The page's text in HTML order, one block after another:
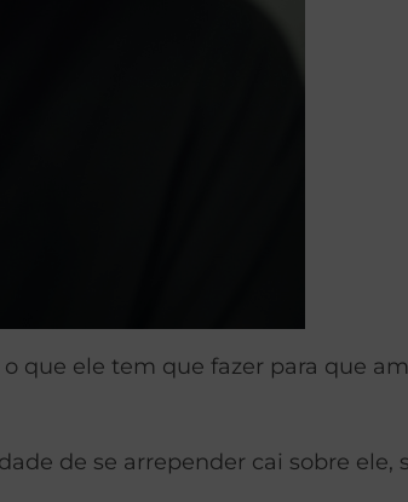
que ele tem que fazer para que
de se arrepender cai sobre ele,